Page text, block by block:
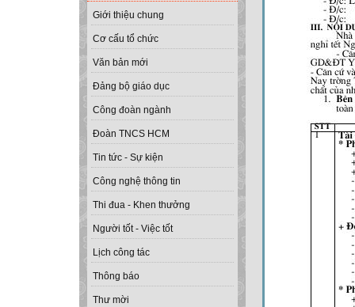
Giới thiệu chung
Cơ cấu tổ chức
Văn bản mới
Đảng bộ giáo dục
Công đoàn ngành
Đoàn TNCS HCM
Tin tức - Sự kiện
Công nghệ thông tin
Thi đua - Khen thưởng
Người tốt - Việc tốt
Lịch công tác
Thông báo
Thư mời